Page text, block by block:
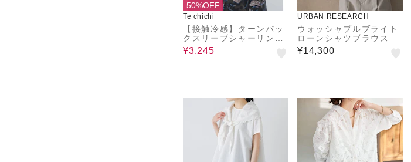
50%OFF
Te chichi
【接触冷感】ターンバッ
クスリーブシャーリング
ブラウス
¥3,245
URBAN RESEARCH
ウォッシャブルブライト
ローンシャツブラウス
¥14,300